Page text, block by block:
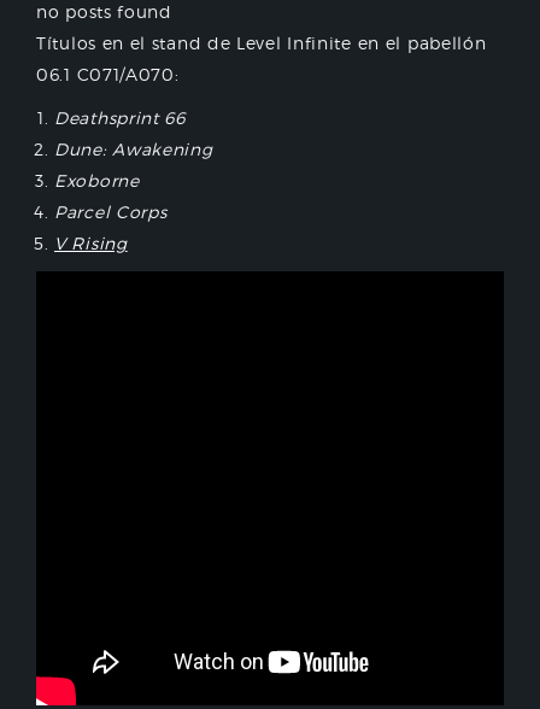
no posts found
Títulos en el stand de Level Infinite en el pabellón
06.1 C071/A070:
Deathsprint 66
Dune: Awakening
Exoborne
Parcel Corps
V Rising